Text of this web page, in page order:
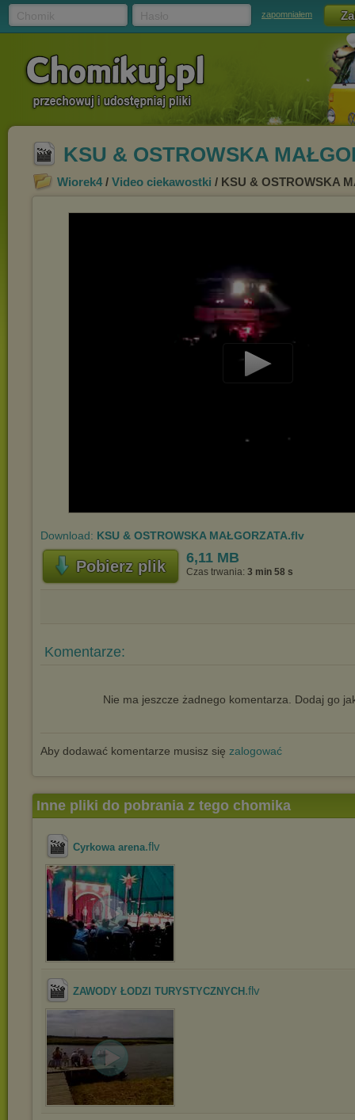
zapomniałem
KSU & OSTROWSKA
Wiorek4/ Video ciekawostki / KSU & OSTROWSKA
Download: KSU & OSTROWSKA MAŁGORZATA.flv
Pobierz plik 6,11 MB
Czas trwania: 3 min 58 s
Komentarze:
Nie ma jeszcze żadnego komentarza. Dodaj go
Aby dodawać komentarze musisz się zalogować
Inne pliki do pobrania z tego chomika
Cyrkowa arena.flv
ZAWODY ŁODZI TURYSTYCZNYCH .flv